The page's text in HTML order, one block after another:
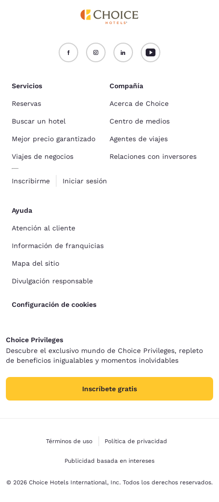
Servicios
Reservas
Buscar un hotel
Mejor precio garantizado
Viajes de negocios
Inscribirme Iniciar sesión
Compañía
Acerca de Choice
Centro de medios
Agentes de viajes
Relaciones con inversores
Ayuda
Atención al cliente
Información de franquicias
Mapa del sitio
Divulgación responsable
Configuración de cookies
Choice Privileges
Descubre el exclusivo mundo de Choice Privileges, repleto
de beneficios inigualables y momentos inolvidables
Inscríbete gratis
Términos de uso Política de privacidad
Publicidad basada en intereses
© 2026 Choice Hotels International, Inc. Todos los derechos reservados.